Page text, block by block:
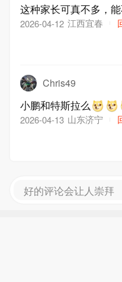
这种家长可真不多，
2026-04-12 江西宜春
Chris49
小鹏和特斯拉么
2026-04-13 山东济宁
好的评论会让人崇拜